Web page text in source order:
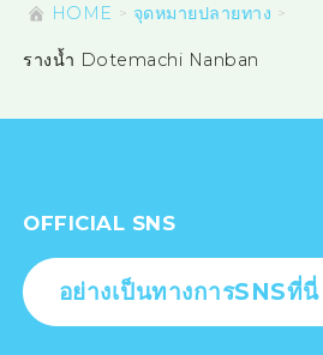
HOME จุดหมายปลายทาง
รางน้ำ Dotemachi Nanban
OFFICIAL SNS
อย่างเป็นทางการSNSที่นี่